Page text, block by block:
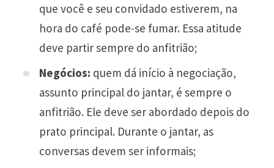
que você e seu convidado estiverem, na
hora do café pode-se fumar. Essa atitude
deve partir sempre do anfitrião;
Negócios: quem dá início à negociação,
assunto principal do jantar, é sempre o
anfitrião. Ele deve ser abordado depois do
prato principal. Durante o jantar, as
conversas devem ser informais;